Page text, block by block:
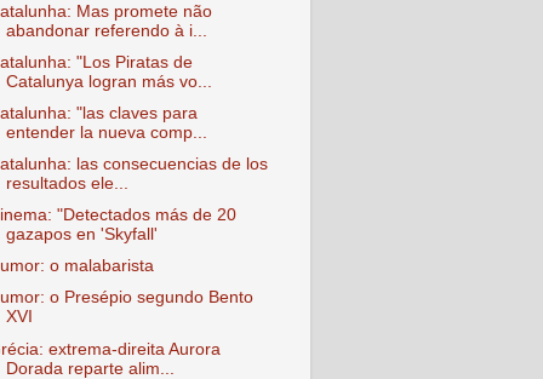
Mas promete não
abandonar referendo à i...
"Los Piratas de
Catalunya logran más vo...
"las claves para
entender la nueva comp...
las consecuencias de los
resultados ele...
"Detectados más de 20
gazapos en 'Skyfall'
o malabarista
o Presépio segundo Bento
XVI
extrema-direita Aurora
Dorada reparte alim...